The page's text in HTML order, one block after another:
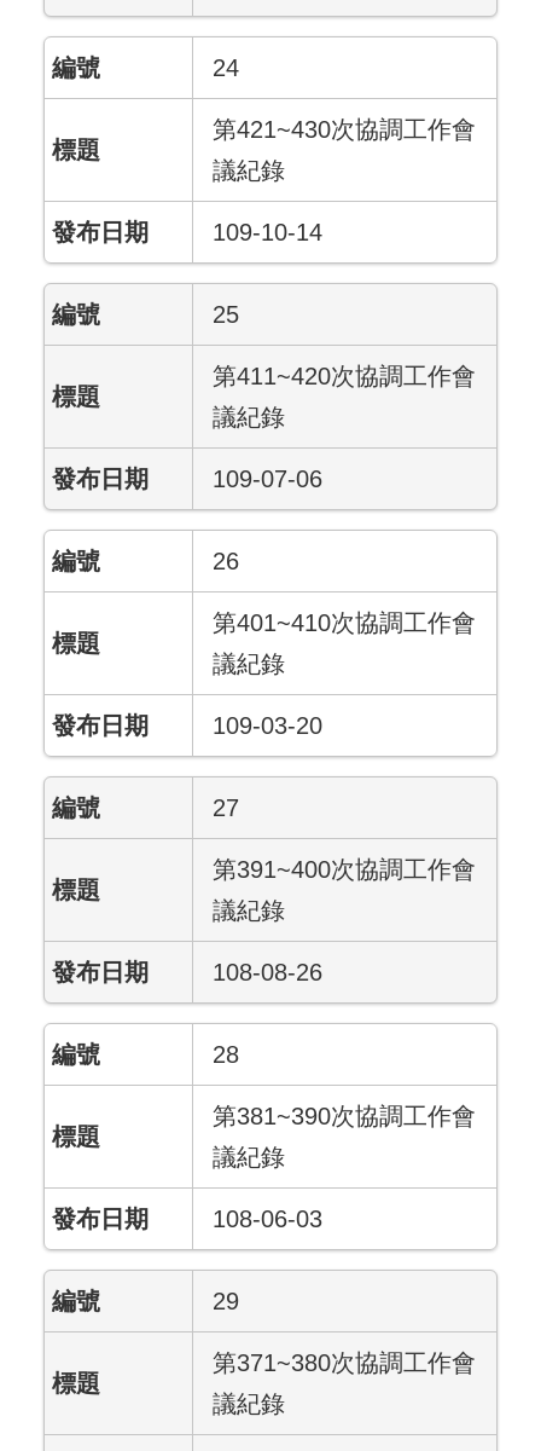
24
第421~430次協調工作會
議紀錄
109-10-14
25
第411~420次協調工作會
議紀錄
109-07-06
26
第401~410次協調工作會
議紀錄
109-03-20
27
第391~400次協調工作會
議紀錄
108-08-26
28
第381~390次協調工作會
議紀錄
108-06-03
29
第371~380次協調工作會
議紀錄